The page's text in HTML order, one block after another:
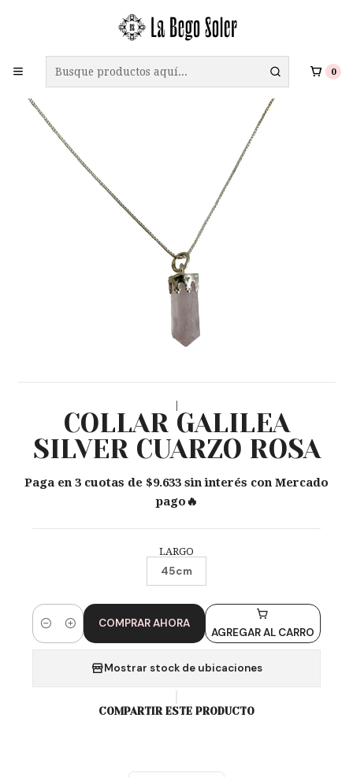
0
ENVÍO GRATIS A TODO CHILE EN COMPRAS SOBRE $69.990
|
COLLAR GALILEA
SILVER CUARZO ROSA
Paga en 3 cuotas de $9.633 sin interés con Mercado
pago🔥
LARGO
45cm
Cantidad AGREGAR AL CARRO
COMPRAR AHORA
Mostrar stock de ubicaciones
COMPARTIR ESTE PRODUCTO